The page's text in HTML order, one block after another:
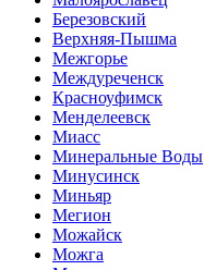
Березовский
Верхняя-Пышма
Межгорье
Междуреченск
Красноуфимск
Менделеевск
Миасс
Минеральные Воды
Минусинск
Миньяр
Мегион
Можайск
Можга